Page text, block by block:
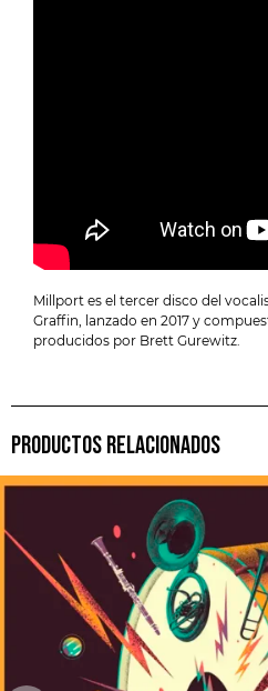
Millport es el tercer disco del
Graffin, lanzado en 2017 y
producidos por Brett Gurewitz.
PRODUCTOS RELACIONADOS